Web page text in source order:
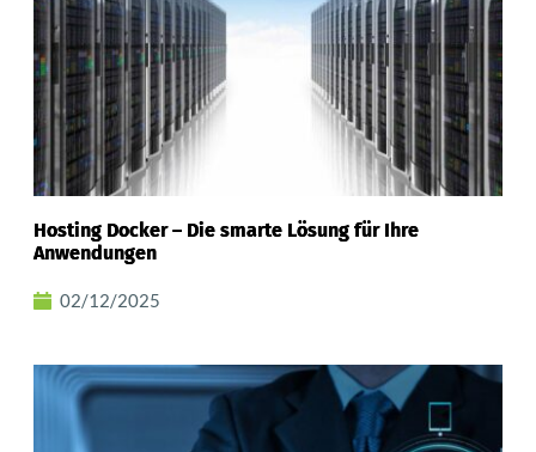
Hosting Docker – Die smarte Lösung für Ihre
Anwendungen
02/12/2025